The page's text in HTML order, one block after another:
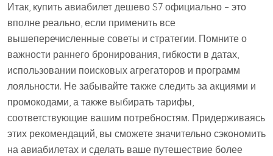
Итак, купить авиабилет дешево S7 официально – это
вполне реально, если применить все
вышеперечисленные советы и стратегии. Помните о
важности раннего бронирования, гибкости в датах,
использовании поисковых агрегаторов и программ
лояльности. Не забывайте также следить за акциями и
промокодами, а также выбирать тарифы,
соответствующие вашим потребностям. Придерживаясь
этих рекомендаций, вы сможете значительно сэкономить
на авиабилетах и сделать ваше путешествие более